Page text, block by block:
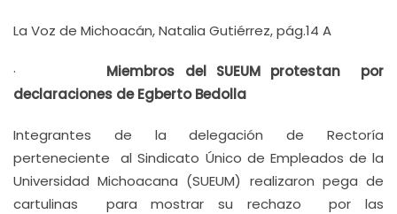
La Voz de Michoacán, Natalia Gutiérrez, pág.14 A
· Miembros del SUEUM protestan por
declaraciones de Egberto Bedolla
Integrantes de la delegación de Rectoría
perteneciente al Sindicato Único de Empleados de la
Universidad Michoacana (SUEUM) realizaron pega de
cartulinas para mostrar su rechazo por las